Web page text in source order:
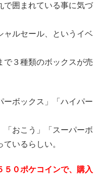
で囲まれている事に気づ
ャルセール、というイベ
で３種類のボックスが売
ーボックス」「ハイパー
「おこう」「スーパーボ
いるらしい。
５０ポケコインで、購入